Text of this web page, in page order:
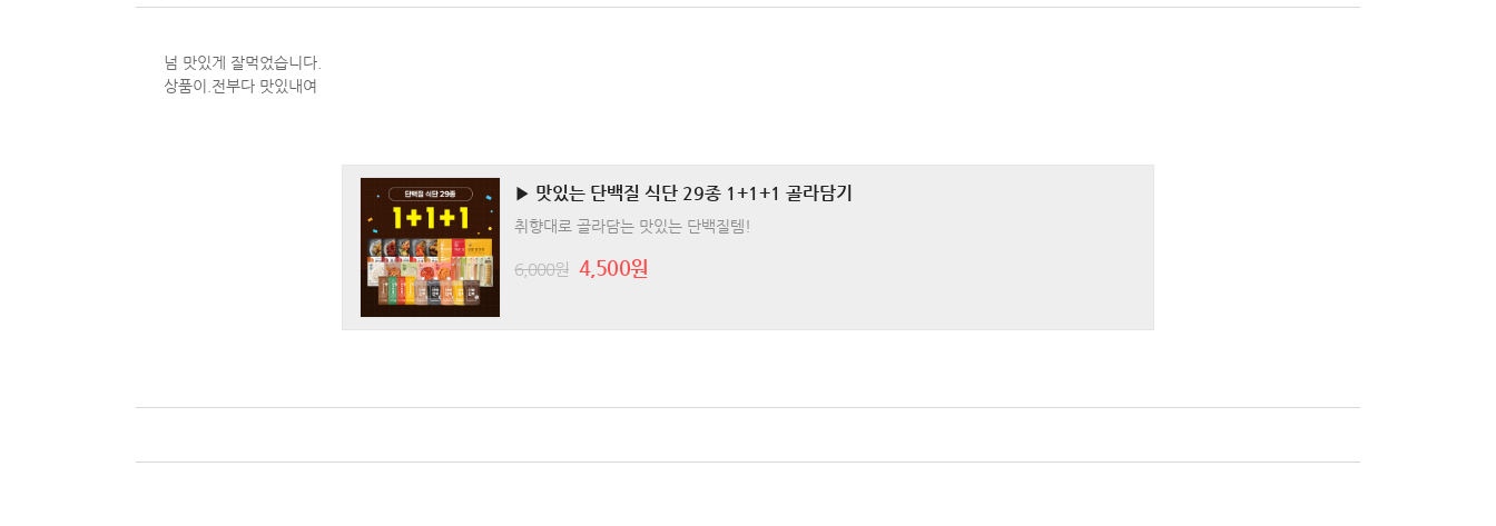
넘 맛있게 잘먹었습니다.
상품이.전부다 맛있내여
▶ 맛있는 단백질 식단 29종 1+1+1 골라담기
취향대로 골라담는 맛있는 단백질템!
6,000원 4,500원